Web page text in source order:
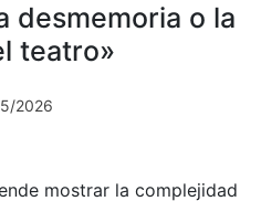
desmemoria o la
teatro»
2026
mostrar la complejidad